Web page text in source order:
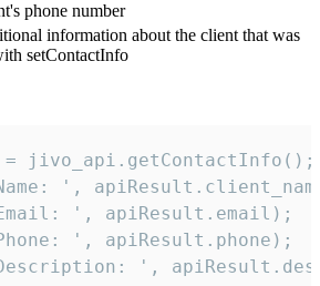
phone number
information about the client that was
setContactInfo
jivo_api.getContactInfo();
',
', apiResult.email);
', apiResult.phone);
',